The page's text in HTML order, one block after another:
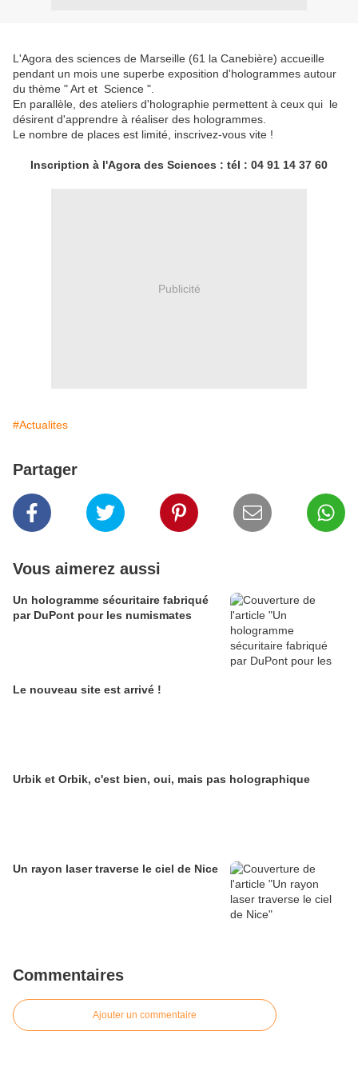
L'Agora des sciences de Marseille (61 la Canebière) accueille
pendant un mois une superbe exposition d'hologrammes autour
du thème " Art et Science ".
En parallèle, des ateliers d'holographie permettent à ceux qui le
désirent d'apprendre à réaliser des hologrammes.
Le nombre de places est limité, inscrivez-vous vite !
Inscription à l'Agora des Sciences : tél : 04 91 14 37 60
Publicité
#Actualites
Partager
Vous aimerez aussi
Un hologramme sécuritaire fabriqué
par DuPont pour les numismates
Le nouveau site est arrivé !
Urbik et Orbik, c'est bien, oui, mais pas holographique
Un rayon laser traverse le ciel de Nice
Commentaires
Ajouter un commentaire